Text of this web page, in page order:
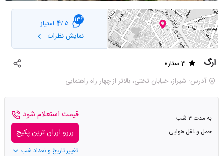
136
5 /
4 امتیاز
نمایش نظرات
ارگ
3 ستاره
آدرس: شیراز، خیابان تختی، بالاتر از چهار راه راهنمایی
به مدت 3 شب
حمل و نقل هوایی
قیمت استعلام شود
رزرو ارزان ترین پکیج
تغییر تاریخ و تعداد شب